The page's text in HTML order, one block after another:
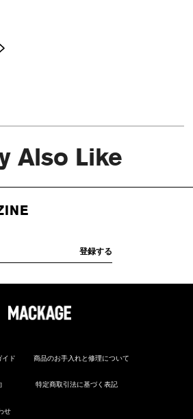
Also Like
イド 商品のお手入れと修理について
特定商取引法に基づく表記
せ